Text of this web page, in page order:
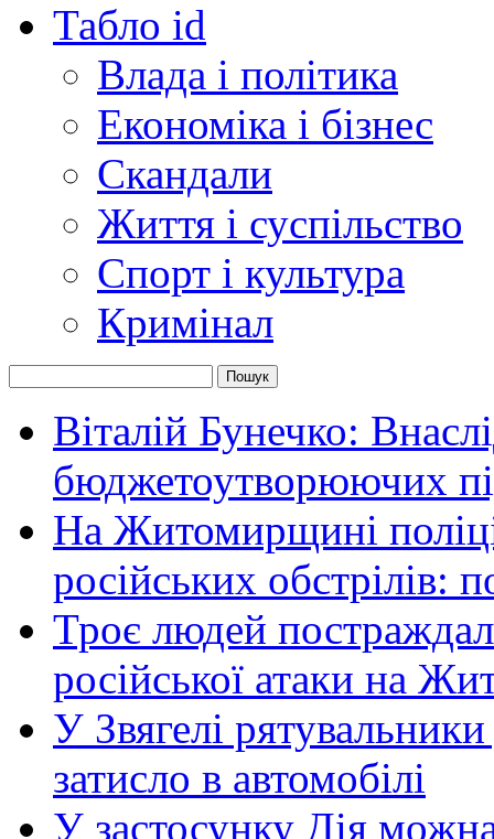
Табло id
Влада і політика
Економіка і бізнес
Скандали
Життя і суспільство
Спорт і культура
Кримінал
Віталій Бунечко:
бюджетоутворюючих
На Житомирщині
російських обстрілів:
Троє людей
російської атаки на
У Звягелі
затисло в автомобілі
У застосунку Дія